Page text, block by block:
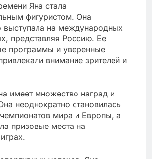
Яна стала
фигуристом. Она
выступала на международных
представляя Россию. Ее
программы и уверенные
внимание зрителей и
имеет множество наград и
неоднократно становилась
мира и Европы, а
призовые места на